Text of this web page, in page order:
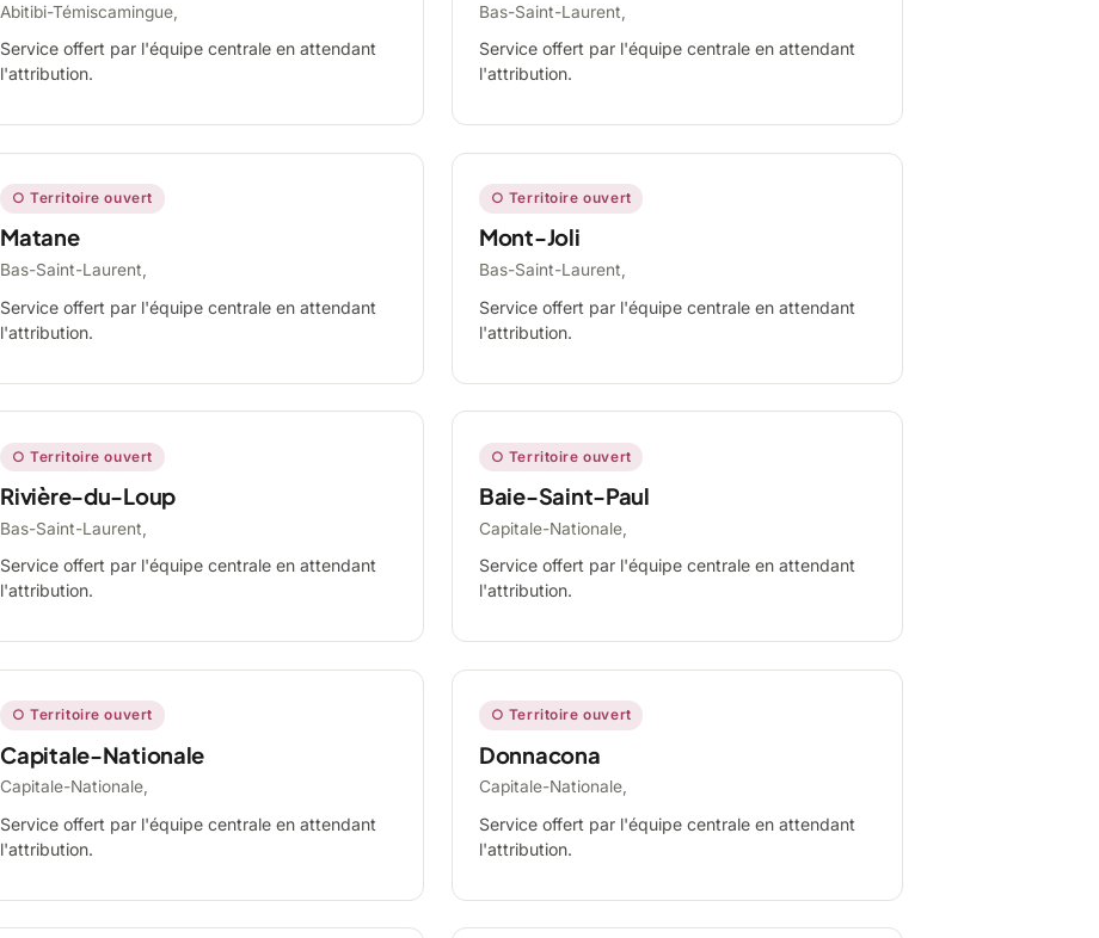
Abitibi-Témiscamingue,
Service offert par l'équipe centrale en attendant
l'attribution.
Bas-Saint-Laurent,
Service offert par l'équipe centrale en attendant
l'attribution.
○ Territoire ouvert
Matane
Bas-Saint-Laurent,
Service offert par l'équipe centrale en attendant
l'attribution.
○ Territoire ouvert
Mont-Joli
Bas-Saint-Laurent,
Service offert par l'équipe centrale en attendant
l'attribution.
○ Territoire ouvert
Rivière-du-Loup
Bas-Saint-Laurent,
Service offert par l'équipe centrale en attendant
l'attribution.
○ Territoire ouvert
Baie-Saint-Paul
Capitale-Nationale,
Service offert par l'équipe centrale en attendant
l'attribution.
○ Territoire ouvert
Capitale-Nationale
Capitale-Nationale,
Service offert par l'équipe centrale en attendant
l'attribution.
○ Territoire ouvert
Donnacona
Capitale-Nationale,
Service offert par l'équipe centrale en attendant
l'attribution.